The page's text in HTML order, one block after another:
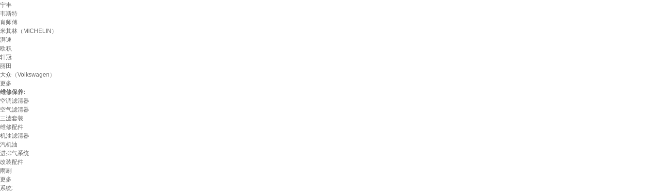
宁丰
韦斯特
肖师傅
米其林（MICHELIN）
湃速
欧积
轩冠
丽田
大众（Volkswagen）
更多
维修保养:
空调滤清器
空气滤清器
三滤套装
维修配件
机油滤清器
汽机油
进排气系统
改装配件
雨刷
更多
系统: